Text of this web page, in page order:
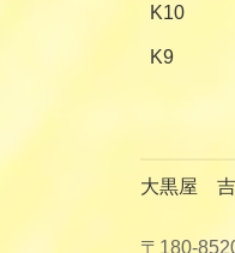
K10
K9
大黒屋 吉
〒180-